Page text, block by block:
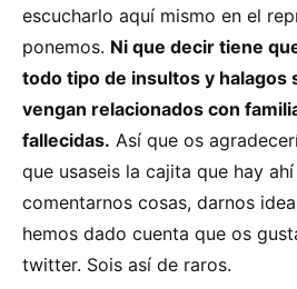
escucharlo aquí mismo en el
ponemos. Ni que decir tiene
todo tipo de insultos y halagos
vengan relacionados con
fallecidas. Así que os
que usaseis la cajita que hay
comentarnos cosas, darnos
hemos dado cuenta que os
twitter. Sois así de raros.